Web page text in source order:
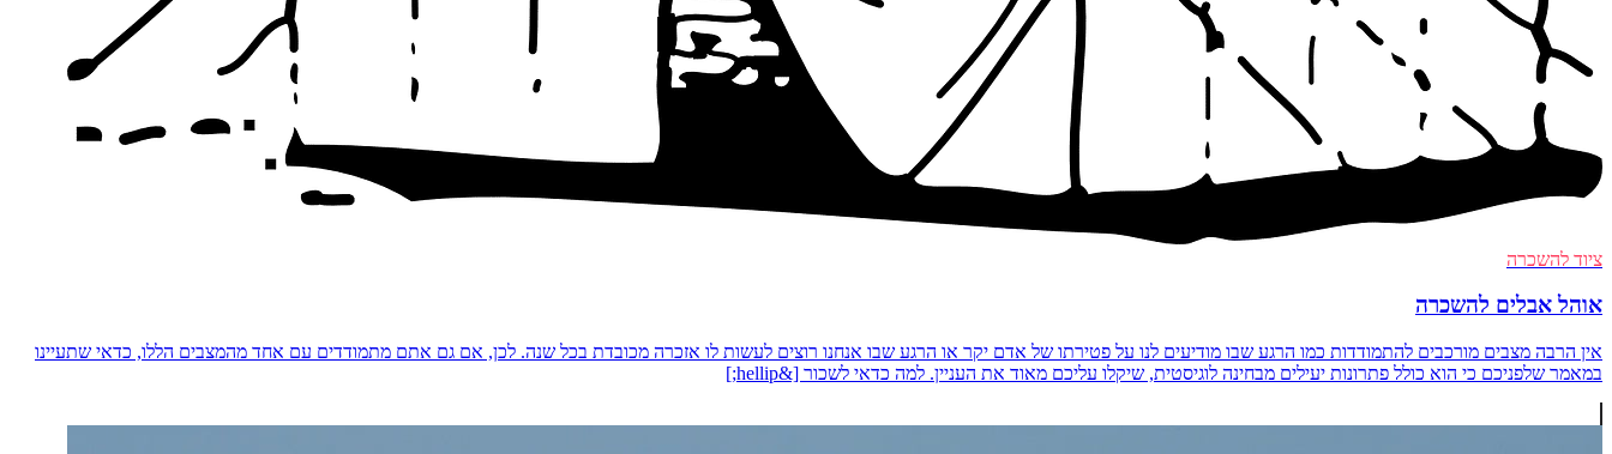
ציוד להשכרה
אוהל אבלים להשכרה
אין הרבה מצבים מורכבים להתמודדות כמו הרגע שבו מודיעים לנו על פטירתו של אדם יקר או הרגע שבו אנחנו רוצים לעשות לו אזכרה מכובדת בכל שנה. לכן, אם גם אתם מתמודדים עם אחד מהמצבים הללו, כדאי שתעיינו
במאמר שלפניכם כי הוא כולל פתרונות יעילים מבחינה לוגיסטית, שיקלו עליכם מאוד את העניין. למה כדאי לשכור [&hellip;]